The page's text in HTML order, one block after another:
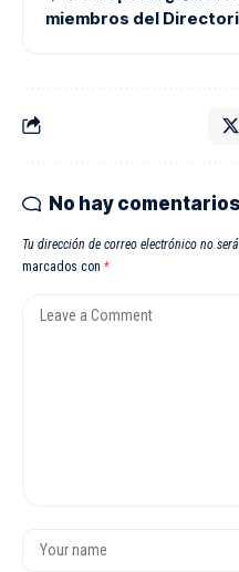
miembros del
No hay comentarios
Tu dirección de correo electrónico no
marcados con *